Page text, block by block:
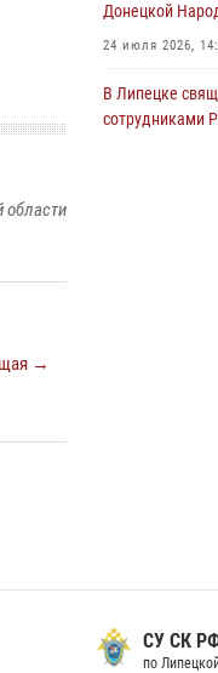
области
→
южном
03 августа 2026,
Донецкой
24 июля 2026,
В Липецке
сотрудниками
металлурга
20 июля 2026,
СУ СК
по